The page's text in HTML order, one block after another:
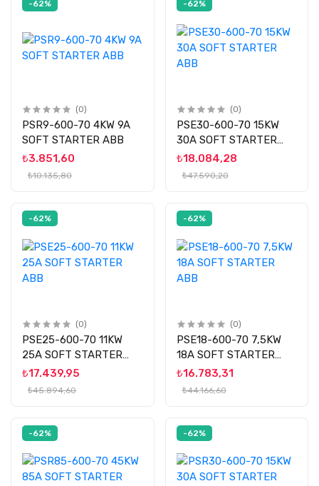
-62%
(0)
PSR9-600-70 4KW 9A
SOFT STARTER ABB
₺3.851,60
₺10.135,80
-62%
(0)
PSE30-600-70 15KW
30A SOFT STARTER
ABB
₺18.084,28
₺47.590,20
-62%
(0)
PSE25-600-70 11KW
25A SOFT STARTER
ABB
₺17.439,95
₺45.894,60
-62%
(0)
PSE18-600-70 7,5KW
18A SOFT STARTER
ABB
₺16.783,31
₺44.166,60
-62% -62%